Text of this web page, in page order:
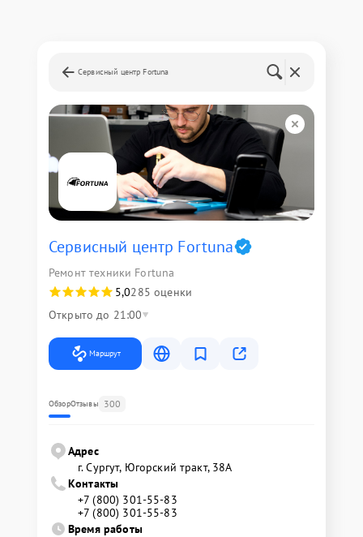
Сервисный центр Fortuna
Сервисный центр Fortuna
Ремонт техники Fortuna
5,0285 оценки
Открыто до 21:00
Маршрут
ОбзорОтзывы 300
Адрес
г. Сургут, Югорский тракт, 38А
Контакты
+7 (800) 301-55-83
+7 (800) 301-55-83
Время работы